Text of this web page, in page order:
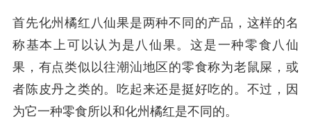
首先化州橘红八仙果是两种不同的产品，这样的名
称基本上可以认为是八仙果。这是一种零食八仙
果，有点类似以往潮汕地区的零食称为老鼠屎，或
者陈皮丹之类的。吃起来还是挺好吃的。不过，因
为它一种零食所以和化州橘红是不同的。